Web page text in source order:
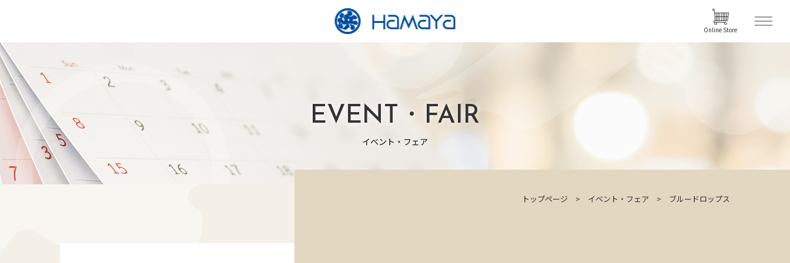
Online Store
EVENT・FAIR
イベント・フェア
トップページ イベント・フェア ブルードロップス